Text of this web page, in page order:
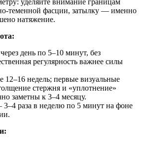
уделяйте внимание границам
фасции, затылку — именно
натяжение.
день по 5–10 минут, без
регулярность важнее силы
недель; первые визуальные
стержня и «уплотнение»
заметны к 3–4 месяцу.
раза в неделю по 5 минут на фоне